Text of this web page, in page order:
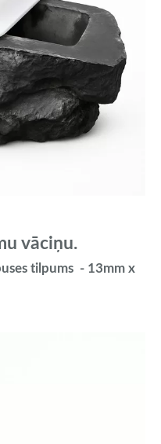
vāciņu.
tilpums - 13mm x